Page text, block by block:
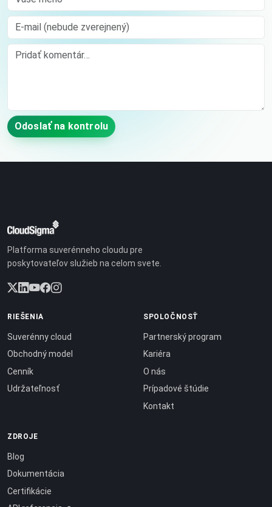
E-mail (nebude zverejnený)
Comment
Odoslať na kontrolu
Platforma suverénneho cloudu pre
poskytovateľov služieb na celom svete.
RIEŠENIA
Suverénny cloud
Obchodný model
Cenník
Udržateľnosť
SPOLOČNOSŤ
Partnerský program
Kariéra
O nás
Prípadové štúdie
Kontakt
ZDROJE
Blog
Dokumentácia
Certifikácie